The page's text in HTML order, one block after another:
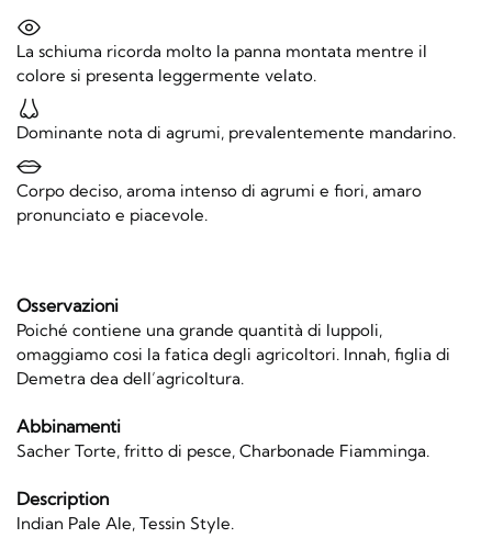
La schiuma ricorda molto la panna montata mentre il
colore si presenta leggermente velato.
Dominante nota di agrumi, prevalentemente mandarino.
Corpo deciso, aroma intenso di agrumi e fiori, amaro
pronunciato e piacevole.
Osservazioni
Poiché contiene una grande quantità di luppoli,
omaggiamo cosi la fatica degli agricoltori. Innah, figlia di
Demetra dea dell’agricoltura.
Abbinamenti
Sacher Torte, fritto di pesce, Charbonade Fiamminga.
Description
Indian Pale Ale, Tessin Style.